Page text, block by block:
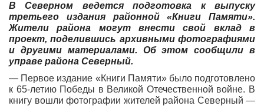
В Северном ведется подготовка к выпуску
третьего издания районной «Книги Памяти».
Жители района могут внести свой вклад в
проект, поделившись архивными фотографиями
и другими материалами. Об этом сообщили в
управе района Северный.
— Первое издание «Книги Памяти» было подготовлено
к 65-летию Победы в Великой Отечественной войне. В
книгу вошли фотографии жителей района Северный —